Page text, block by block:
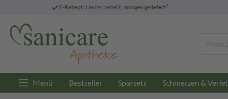
E-Rezept: Heute bestellt, morgen geliefert3
Menü Bestseller Sparsets Schmerzen &